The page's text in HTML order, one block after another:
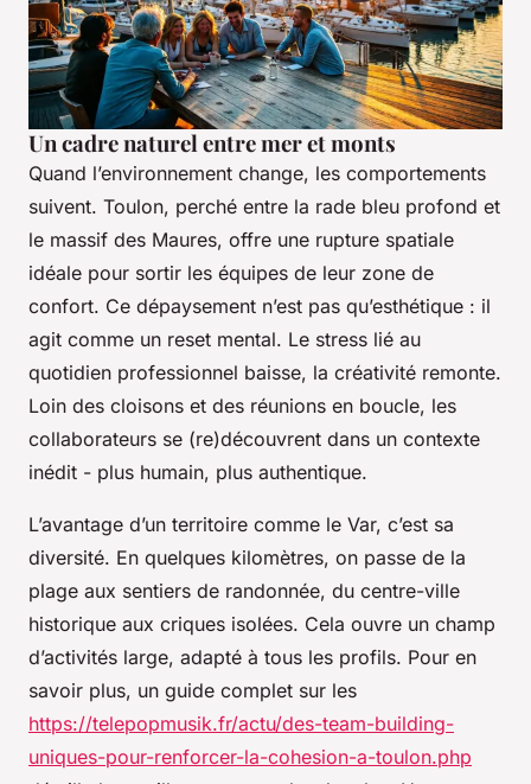
Un cadre naturel entre mer et monts
Quand l’environnement change, les comportements
suivent. Toulon, perché entre la rade bleu profond et
le massif des Maures, offre une rupture spatiale
idéale pour sortir les équipes de leur zone de
confort. Ce dépaysement n’est pas qu’esthétique : il
agit comme un reset mental. Le stress lié au
quotidien professionnel baisse, la créativité remonte.
Loin des cloisons et des réunions en boucle, les
collaborateurs se (re)découvrent dans un contexte
inédit - plus humain, plus authentique.
L’avantage d’un territoire comme le Var, c’est sa
diversité. En quelques kilomètres, on passe de la
plage aux sentiers de randonnée, du centre-ville
historique aux criques isolées. Cela ouvre un champ
d’activités large, adapté à tous les profils. Pour en
savoir plus, un guide complet sur les
https://telepopmusik.fr/actu/des-team-building-
uniques-pour-renforcer-la-cohesion-a-toulon.php